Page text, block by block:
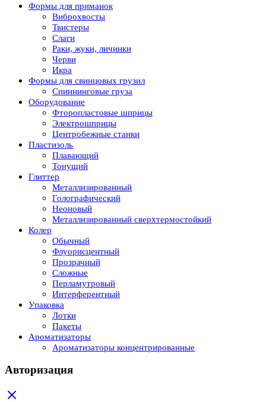
Формы для приманок
Виброхвосты
Твистеры
Слаги
Раки, жуки, личинки
Черви
Икра
Формы для свинцовых грузил
Спиннинговые груза
Оборудование
Фторопластовые шприцы
Электрошприцы
Центробежные станки
Пластизоль
Плавающий
Тонущий
Глиттер
Металлизированный
Голографический
Неоновый
Металлизированный сверхтермостойкий
Колер
Обычный
Флуорисцентный
Прозрачный
Сложные
Перламутровый
Интерферентный
Упаковка
Лотки
Пакеты
Ароматизаторы
Ароматизаторы концентрированные
Авторизация